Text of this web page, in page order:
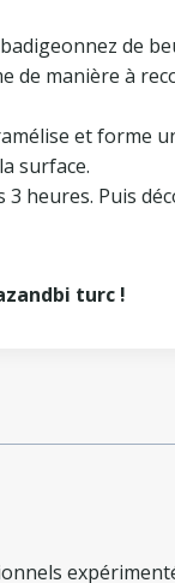
de
de manière à
et forme
surface.
heures. Puis
turc !